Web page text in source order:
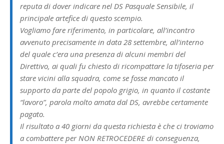
reputa di dover indicare nel DS Pasquale Sensibile, il
principale artefice di questo scempio.
Vogliamo fare riferimento, in particolare, all’incontro
avvenuto precisamente in data 28 settembre, all’interno
del quale c’era una presenza di alcuni membri del
Direttivo, ai quali fu chiesto di ricompattare la tifoseria per
stare vicini alla squadra, come se fosse mancato il
supporto da parte del popolo grigio, in quanto il costante
“lavoro”, parola molto amata dal DS, avrebbe certamente
pagato.
Il risultato a 40 giorni da questa richiesta è che ci troviamo
a combattere per NON RETROCEDERE di conseguenza,